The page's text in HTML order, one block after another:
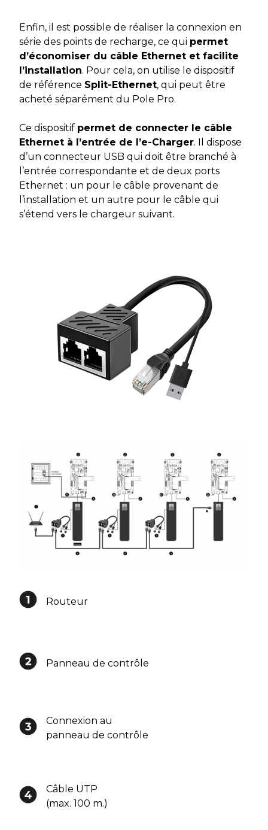
Enfin, il est possible de réaliser la connexion en
série des points de recharge, ce qui permet
d’économiser du câble Ethernet et facilite
l’installation. Pour cela, on utilise le dispositif
de référence Split-Ethernet, qui peut être
acheté séparément du Pole Pro.
Ce dispositif permet de connecter le câble
Ethernet à l’entrée de l’e-Charger. Il dispose
d’un connecteur USB qui doit être branché à
l’entrée correspondante et de deux ports
Ethernet : un pour le câble provenant de
l’installation et un autre pour le câble qui
s’étend vers le chargeur suivant.
Routeur
Panneau de contrôle
Connexion au
panneau de contrôle
Câble UTP
(max. 100 m.)